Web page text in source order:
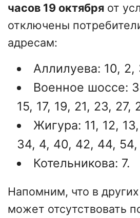
часов 19 октября от
отключены
адресам:
Аллилуева: 10, 2,
Военное шоссе:
15, 17, 19, 21, 23, 27,
Жигура: 11, 12,
34, 4, 40, 42, 44, 54,
Котельникова: 7.
Напомним, что в
может отсутствовать